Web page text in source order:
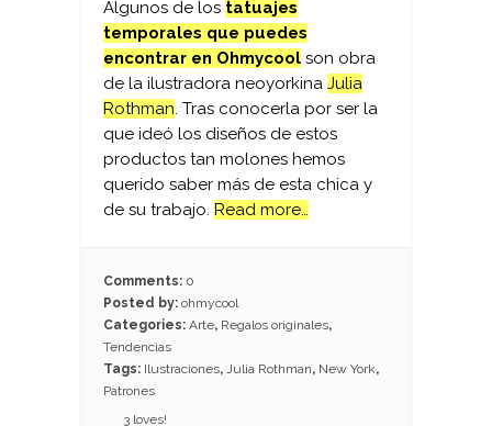
Algunos de los tatuajes
temporales que puedes
encontrar en Ohmycool son obra
de la ilustradora neoyorkina Julia
Rothman. Tras conocerla por ser la
que ideó los diseños de estos
productos tan molones hemos
querido saber más de esta chica y
de su trabajo. Read more…
Comments: 0
Posted by: ohmycool
Categories: Arte, Regalos originales,
Tendencias
Tags: Ilustraciones, Julia Rothman, New York,
Patrones
3 loves!